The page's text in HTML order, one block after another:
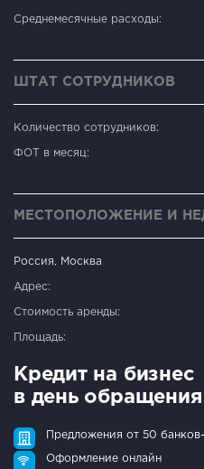
Среднемесячные расходы:
ШТАТ СОТРУДНИКОВ
Количество сотрудников:
ФОТ в месяц:
МЕСТОПОЛОЖЕНИЕ И
Россия, Москва
Адрес:
Стоимость аренды:
Площадь:
Кредит на бизнес
в день обращения
Предложения от 50
Оформление онлайн